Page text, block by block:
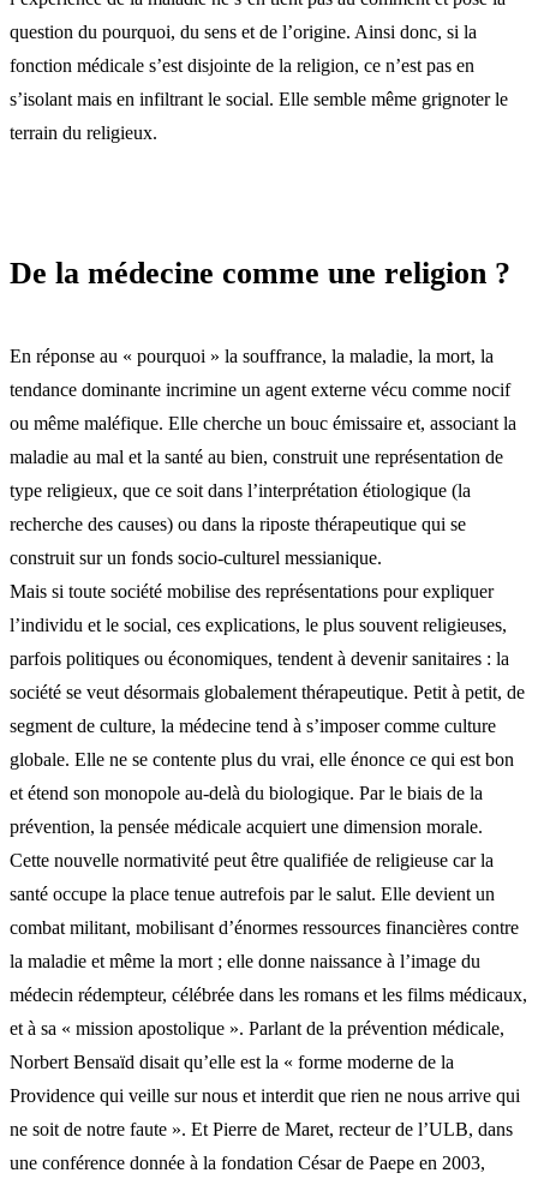
question du pourquoi, du sens et de l’origine. Ainsi donc, si la
fonction médicale s’est disjointe de la religion, ce n’est pas en
s’isolant mais en infiltrant le social. Elle semble même grignoter le
terrain du religieux.
De la médecine comme une religion ?
En réponse au « pourquoi » la souffrance, la maladie, la mort, la
tendance dominante incrimine un agent externe vécu comme nocif
ou même maléfique. Elle cherche un bouc émissaire et, associant la
maladie au mal et la santé au bien, construit une représentation de
type religieux, que ce soit dans l’interprétation étiologique (la
recherche des causes) ou dans la riposte thérapeutique qui se
construit sur un fonds socio-culturel messianique.
Mais si toute société mobilise des représentations pour expliquer
l’individu et le social, ces explications, le plus souvent religieuses,
parfois politiques ou économiques, tendent à devenir sanitaires : la
société se veut désormais globalement thérapeutique. Petit à petit, de
segment de culture, la médecine tend à s’imposer comme culture
globale. Elle ne se contente plus du vrai, elle énonce ce qui est bon
et étend son monopole au-delà du biologique. Par le biais de la
prévention, la pensée médicale acquiert une dimension morale.
Cette nouvelle normativité peut être qualifiée de religieuse car la
santé occupe la place tenue autrefois par le salut. Elle devient un
combat militant, mobilisant d’énormes ressources financières contre
la maladie et même la mort ; elle donne naissance à l’image du
médecin rédempteur, célébrée dans les romans et les films médicaux,
et à sa « mission apostolique ». Parlant de la prévention médicale,
Norbert Bensaïd disait qu’elle est la « forme moderne de la
Providence qui veille sur nous et interdit que rien ne nous arrive qui
ne soit de notre faute ». Et Pierre de Maret, recteur de l’ULB, dans
une conférence donnée à la fondation César de Paepe en 2003,